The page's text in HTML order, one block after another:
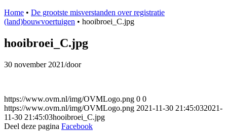
Home • De grootste misverstanden over registratie
(land)bouwvoertuigen • hooibroei_C.jpg
hooibroei_C.jpg
30 november 2021/door
https://www.ovm.nl/img/OVMLogo.png 0 0
https://www.ovm.nl/img/OVMLogo.png 2021-11-30 21:45:032021-
11-30 21:45:03hooibroei_C.jpg
Deel deze pagina Facebook